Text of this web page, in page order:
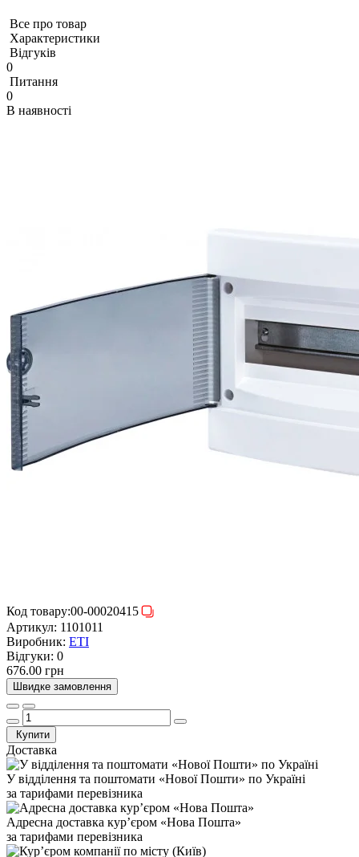
Все про товар
Характеристики
Відгуків
0
Питання
0
В наявності
Код товару:00-00020415
Артикул: 1101011
Виробник: ETI
Відгуки: 0
676.00 грн
Швидке замовлення
Купити
Доставка
У відділення та поштомати «Нової Пошти» по Україні
за тарифами перевізника
Адресна доставка курʼєром «Нова Пошта»
за тарифами перевізника